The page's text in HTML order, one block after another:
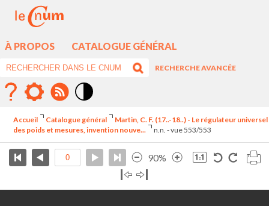
À PROPOS CATALOGUE GÉNÉRAL
RECHERCHE AVANCÉE
élévé
Accueil Catalogue général
Martin, C. F. (17..-18..) - Le régulateur universel
des poids et mesures, invention nouve...
n.n. - vue 553/553
90%